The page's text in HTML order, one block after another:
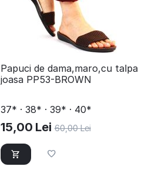
​Papuci de dama,maro,cu talpa
joasa PP53-BROWN
37* · 38* · 39* · 40*
15,00 Lei 60,00 Lei